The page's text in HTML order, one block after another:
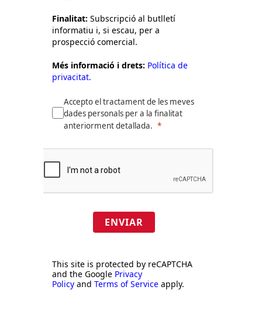
Finalitat: Subscripció al butlletí
informatiu i, si escau, per a
prospecció comercial.
Més informació i drets: Política de
privacitat.
Accepto el tractament de les meves
dades personals per a la finalitat
anteriorment detallada.
ENVIAR
This site is protected by reCAPTCHA
and the Google Privacy
Policy and Terms of Service apply.